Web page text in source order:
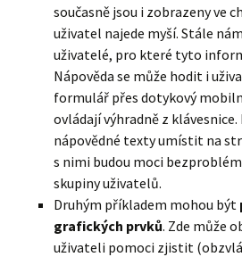
současně jsou i zobrazeny ve
uživatel najede myší. Stále
uživatelé, pro které tyto
Nápověda se může hodit i
formulář přes dotykový
ovládají výhradně z
nápovědné texty umístit na
s nimi budou moci
skupiny uživatelů.
Druhým příkladem mohou být
grafických prvků. Zde může
uživateli pomoci zjistit